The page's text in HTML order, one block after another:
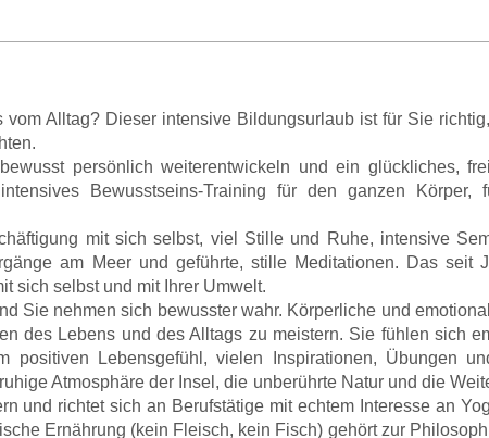
Alltag? Dieser intensive Bildungsurlaub ist für Sie
persönlich weiterentwickeln und ein glückliches,
Bewusstseins-Training für den ganzen
mit sich selbst, viel Stille und Ruhe, intensive
am Meer und geführte, stille Meditationen. Das seit
sich selbst und mit Ihrer Umwelt.
Sie nehmen sich bewusster wahr. Körperliche und
des Lebens und des Alltags zu meistern. Sie fühlen sich
positiven Lebensgefühl, vielen Inspirationen, Übungen
Atmosphäre der Insel, die unberührte Natur und die
und richtet sich an Berufstätige mit echtem Interesse an
Ernährung (kein Fleisch, kein Fisch) gehört zur